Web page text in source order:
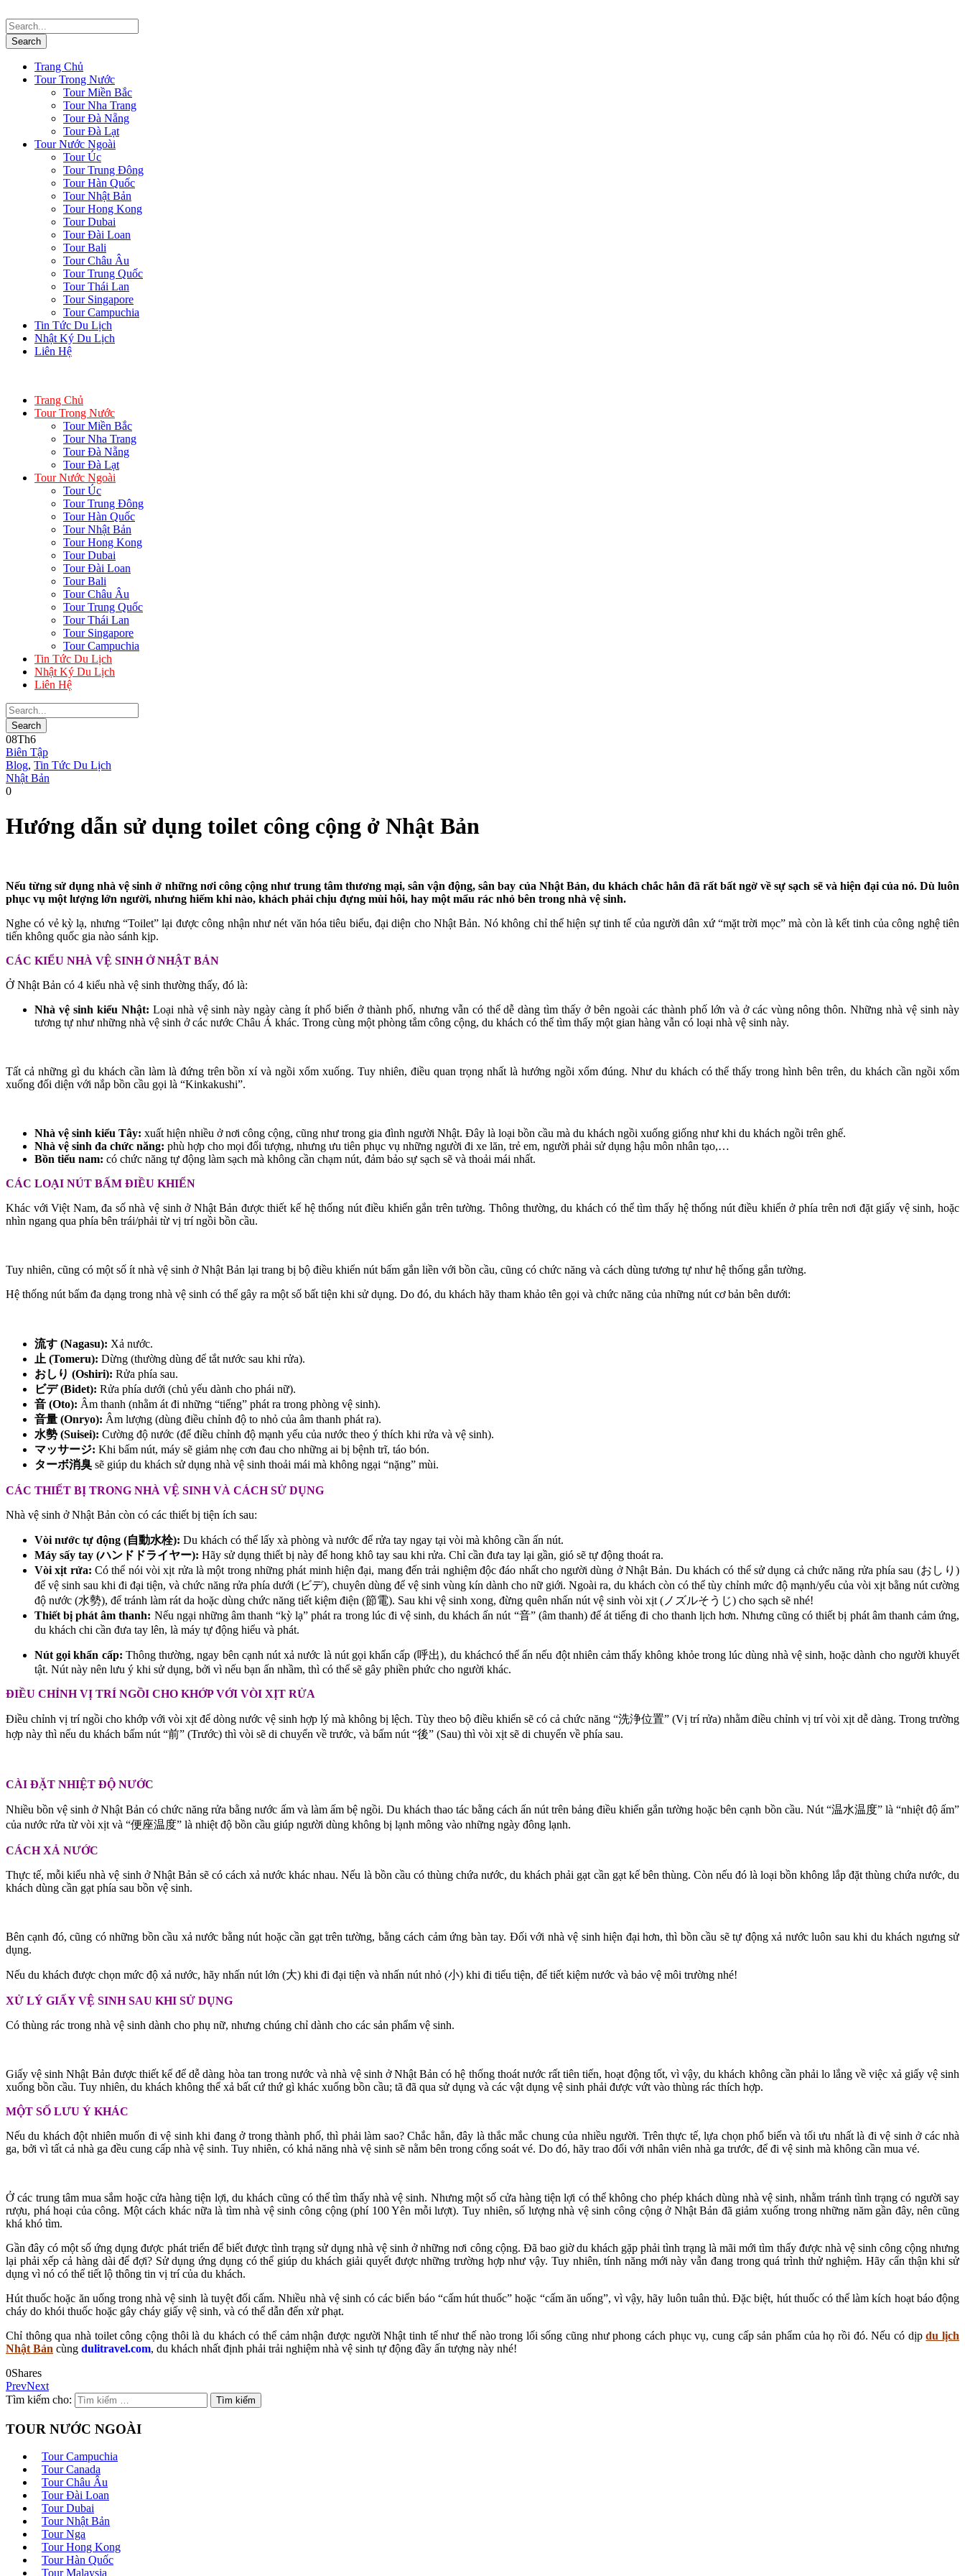
Trang Chủ
Tour Trong Nước
Tour Miền Bắc
Tour Nha Trang
Tour Đà Nẵng
Tour Đà Lạt
Tour Nước Ngoài
Tour Úc
Tour Trung Đông
Tour Hàn Quốc
Tour Nhật Bản
Tour Hong Kong
Tour Dubai
Tour Đài Loan
Tour Bali
Tour Châu Âu
Tour Trung Quốc
Tour Thái Lan
Tour Singapore
Tour Campuchia
Tin Tức Du Lịch
Nhật Ký Du Lịch
Liên Hệ
Trang Chủ
Tour Trong Nước
Tour Miền Bắc
Tour Nha Trang
Tour Đà Nẵng
Tour Đà Lạt
Tour Nước Ngoài
Tour Úc
Tour Trung Đông
Tour Hàn Quốc
Tour Nhật Bản
Tour Hong Kong
Tour Dubai
Tour Đài Loan
Tour Bali
Tour Châu Âu
Tour Trung Quốc
Tour Thái Lan
Tour Singapore
Tour Campuchia
Tin Tức Du Lịch
Nhật Ký Du Lịch
Liên Hệ
08Th6
Biên Tập
Blog, Tin Tức Du Lịch
Nhật Bản
0
Hướng dẫn sử dụng toilet công cộng ở Nhật Bản
Nếu từng sử dụng nhà vệ sinh ở những nơi công cộng như trung tâm thương mại, sân vận động, sân bay của Nhật Bản, du khách chắc hẳn đã rất bất ngờ về sự sạch sẽ và hiện đại của nó. Dù luôn
phục vụ một lượng lớn người, nhưng hiếm khi nào, khách phải chịu đựng mùi hôi, hay một mẩu rác nhỏ bên trong nhà vệ sinh.
Nghe có vẻ kỳ lạ, nhưng “Toilet” lại được công nhận như nét văn hóa tiêu biểu, đại diện cho Nhật Bản. Nó không chỉ thể hiện sự tinh tế của người dân xứ “mặt trời mọc” mà còn là kết tinh của công nghệ tiên
tiến không quốc gia nào sánh kịp.
CÁC KIỂU NHÀ VỆ SINH Ở NHẬT BẢN
Ở Nhật Bản có 4 kiểu nhà vệ sinh thường thấy, đó là:
Nhà vệ sinh kiểu Nhật: Loại nhà vệ sinh này ngày càng ít phổ biến ở thành phố, nhưng vẫn có thể dễ dàng tìm thấy ở bên ngoài các thành phố lớn và ở các vùng nông thôn. Những nhà vệ sinh này
tương tự như những nhà vệ sinh ở các nước Châu Á khác. Trong cùng một phòng tắm công cộng, du khách có thể tìm thấy một gian hàng vẫn có loại nhà vệ sinh này.
Tất cả những gì du khách cần làm là đứng trên bồn xí và ngồi xổm xuống. Tuy nhiên, điều quan trọng nhất là hướng ngồi xổm đúng. Như du khách có thể thấy trong hình bên trên, du khách cần ngồi xổm
xuống đối diện với nắp bồn cầu gọi là “Kinkakushi”.
Nhà vệ sinh kiểu Tây: xuất hiện nhiều ở nơi công cộng, cũng như trong gia đình người Nhật. Đây là loại bồn cầu mà du khách ngồi xuống giống như khi du khách ngồi trên ghế.
Nhà vệ sinh đa chức năng: phù hợp cho mọi đối tượng, nhưng ưu tiên phục vụ những người đi xe lăn, trẻ em, người phải sử dụng hậu môn nhân tạo,…
Bồn tiểu nam: có chức năng tự động làm sạch mà không cần chạm nút, đảm bảo sự sạch sẽ và thoải mái nhất.
CÁC LOẠI NÚT BẤM ĐIỀU KHIỂN
Khác với Việt Nam, đa số nhà vệ sinh ở Nhật Bản được thiết kế hệ thống nút điều khiển gắn trên tường. Thông thường, du khách có thể tìm thấy hệ thống nút điều khiển ở phía trên nơi đặt giấy vệ sinh, hoặc
nhìn ngang qua phía bên trái/phải từ vị trí ngồi bồn cầu.
Tuy nhiên, cũng có một số ít nhà vệ sinh ở Nhật Bản lại trang bị bộ điều khiển nút bấm gắn liền với bồn cầu, cũng có chức năng và cách dùng tương tự như hệ thống gắn tường.
Hệ thống nút bấm đa dạng trong nhà vệ sinh có thể gây ra một số bất tiện khi sử dụng. Do đó, du khách hãy tham khảo tên gọi và chức năng của những nút cơ bản bên dưới:
流す (Nagasu): Xả nước.
止 (Tomeru): Dừng (thường dùng để tắt nước sau khi rửa).
おしり (Oshiri): Rửa phía sau.
ビデ (Bidet): Rửa phía dưới (chủ yếu dành cho phái nữ).
音 (Oto): Âm thanh (nhằm át đi những “tiếng” phát ra trong phòng vệ sinh).
音量 (Onryo): Âm lượng (dùng điều chỉnh độ to nhỏ của âm thanh phát ra).
水勢 (Suisei): Cường độ nước (để điều chỉnh độ mạnh yếu của nước theo ý thích khi rửa và vệ sinh).
マッサージ: Khi bấm nút, máy sẽ giảm nhẹ cơn đau cho những ai bị bệnh trĩ, táo bón.
ターボ消臭 sẽ giúp du khách sử dụng nhà vệ sinh thoải mái mà không ngại “nặng” mùi.
CÁC THIẾT BỊ TRONG NHÀ VỆ SINH VÀ CÁCH SỬ DỤNG
Nhà vệ sinh ở Nhật Bản còn có các thiết bị tiện ích sau:
Vòi nước tự động (自動水栓): Du khách có thể lấy xà phòng và nước để rửa tay ngay tại vòi mà không cần ấn nút.
Máy sấy tay (ハンドドライヤー): Hãy sử dụng thiết bị này để hong khô tay sau khi rửa. Chỉ cần đưa tay lại gần, gió sẽ tự động thoát ra.
Vòi xịt rửa: Có thể nói vòi xịt rửa là một trong những phát minh hiện đại, mang đến trải nghiệm độc đáo nhất cho người dùng ở Nhật Bản. Du khách có thể sử dụng cả chức năng rửa phía sau (おしり)
để vệ sinh sau khi đi đại tiện, và chức năng rửa phía dưới (ビデ), chuyên dùng để vệ sinh vùng kín dành cho nữ giới. Ngoài ra, du khách còn có thể tùy chỉnh mức độ mạnh/yếu của vòi xịt bằng nút cường
độ nước (水勢), để tránh làm rát da hoặc dùng chức năng tiết kiệm điện (節電). Sau khi vệ sinh xong, đừng quên nhấn nút vệ sinh vòi xịt (ノズルそうじ) cho sạch sẽ nhé!
Thiết bị phát âm thanh: Nếu ngại những âm thanh “kỳ lạ” phát ra trong lúc đi vệ sinh, du khách ấn nút “音” (âm thanh) để át tiếng đi cho thanh lịch hơn. Nhưng cũng có thiết bị phát âm thanh cảm ứng,
du khách chi cần đưa tay lên, là máy tự động hiểu và phát.
Nút gọi khẩn cấp: Thông thường, ngay bên cạnh nút xả nước là nút gọi khẩn cấp (呼出), du kháchcó thể ấn nếu đột nhiên cảm thấy không khỏe trong lúc dùng nhà vệ sinh, hoặc dành cho người khuyết
tật. Nút này nên lưu ý khi sử dụng, bởi vì nếu bạn ấn nhầm, thì có thể sẽ gây phiền phức cho người khác.
ĐIỀU CHỈNH VỊ TRÍ NGỒI CHO KHỚP VỚI VÒI XỊT RỬA
Điều chỉnh vị trí ngồi cho khớp với vòi xịt để dòng nước vệ sinh hợp lý mà không bị lệch. Tùy theo bộ điều khiển sẽ có cả chức năng “洗浄位置” (Vị trí rửa) nhằm điều chỉnh vị trí vòi xịt dễ dàng. Trong trường
hợp này thì nếu du khách bấm nút “前” (Trước) thì vòi sẽ di chuyển về trước, và bấm nút “後” (Sau) thì vòi xịt sẽ di chuyển về phía sau.
CÀI ĐẶT NHIỆT ĐỘ NƯỚC
Nhiều bồn vệ sinh ở Nhật Bản có chức năng rửa bằng nước ấm và làm ấm bệ ngồi. Du khách thao tác bằng cách ấn nút trên bảng điều khiển gắn tường hoặc bên cạnh bồn cầu. Nút “温水温度” là “nhiệt độ ấm”
của nước rửa từ vòi xịt và “便座温度” là nhiệt độ bồn cầu giúp người dùng không bị lạnh mông vào những ngày đông lạnh.
CÁCH XẢ NƯỚC
Thực tế, mỗi kiểu nhà vệ sinh ở Nhật Bản sẽ có cách xả nước khác nhau. Nếu là bồn cầu có thùng chứa nước, du khách phải gạt cần gạt kế bên thùng. Còn nếu đó là loại bồn không lắp đặt thùng chứa nước, du
khách dùng cần gạt phía sau bồn vệ sinh.
Bên cạnh đó, cũng có những bồn cầu xả nước bằng nút hoặc cần gạt trên tường, bằng cách cảm ứng bàn tay. Đối với nhà vệ sinh hiện đại hơn, thì bồn cầu sẽ tự động xả nước luôn sau khi du khách ngưng sử
dụng.
Nếu du khách được chọn mức độ xả nước, hãy nhấn nút lớn (大) khi đi đại tiện và nhấn nút nhỏ (小) khi đi tiểu tiện, để tiết kiệm nước và bảo vệ môi trường nhé!
XỬ LÝ GIẤY VỆ SINH SAU KHI SỬ DỤNG
Có thùng rác trong nhà vệ sinh dành cho phụ nữ, nhưng chúng chỉ dành cho các sản phẩm vệ sinh.
Giấy vệ sinh Nhật Bản được thiết kế để dễ dàng hòa tan trong nước và nhà vệ sinh ở Nhật Bản có hệ thống thoát nước rất tiên tiến, hoạt động tốt, vì vậy, du khách không cần phải lo lắng về việc xả giấy vệ sinh
xuống bồn cầu. Tuy nhiên, du khách không thể xả bất cứ thứ gì khác xuống bồn cầu; tã đã qua sử dụng và các vật dụng vệ sinh phải được vứt vào thùng rác thích hợp.
MỘT SỐ LƯU Ý KHÁC
Nếu du khách đột nhiên muốn đi vệ sinh khi đang ở trong thành phố, thì phải làm sao? Chắc hẳn, đây là thắc mắc chung của nhiều người. Trên thực tế, lựa chọn phổ biến và tối ưu nhất là đi vệ sinh ở các nhà
ga, bởi vì tất cả nhà ga đều cung cấp nhà vệ sinh. Tuy nhiên, có khả năng nhà vệ sinh sẽ nằm bên trong cổng soát vé. Do đó, hãy trao đổi với nhân viên nhà ga trước, để đi vệ sinh mà không cần mua vé.
Ở các trung tâm mua sắm hoặc cửa hàng tiện lợi, du khách cũng có thể tìm thấy nhà vệ sinh. Nhưng một số cửa hàng tiện lợi có thể không cho phép khách dùng nhà vệ sinh, nhằm tránh tình trạng có người say
rượu, phá hoại của công. Một cách khác nữa là tìm nhà vệ sinh công cộng (phí 100 Yên mỗi lượt). Tuy nhiên, số lượng nhà vệ sinh công cộng ở Nhật Bản đã giảm xuống trong những năm gần đây, nên cũng
khá khó tìm.
Gần đây có một số ứng dụng được phát triển để biết được tình trạng sử dụng nhà vệ sinh ở những nơi công cộng. Đã bao giờ du khách gặp phải tình trạng là mãi mới tìm thấy được nhà vệ sinh công cộng nhưng
lại phải xếp cả hàng dài để đợi? Sử dụng ứng dụng có thể giúp du khách giải quyết được những trường hợp như vậy. Tuy nhiên, tính năng mới này vẫn đang trong quá trình thử nghiệm. Hãy cẩn thận khi sử
dụng vì nó có thể tiết lộ thông tin vị trí của du khách.
Hút thuốc hoặc ăn uống trong nhà vệ sinh là tuyệt đối cấm. Nhiều nhà vệ sinh có các biển báo “cấm hút thuốc” hoặc “cấm ăn uống”, vì vậy, hãy luôn tuân thủ. Đặc biệt, hút thuốc có thể làm kích hoạt báo động
cháy do khói thuốc hoặc gây cháy giấy vệ sinh, và có thể dẫn đến xử phạt.
Chỉ thông qua nhà toilet công cộng thôi là du khách có thể cảm nhận được người Nhật tinh tế như thế nào trong lối sống cũng như phong cách phục vụ, cung cấp sản phẩm của họ rồi đó. Nếu có dịpdu lịch
Nhật Bản cùng dulitravel.com, du khách nhất định phải trải nghiệm nhà vệ sinh tự động đầy ấn tượng này nhé!
0Shares
PrevNext
Tìm kiếm cho:
TOUR NƯỚC NGOÀI
Tour Campuchia
Tour Canada
Tour Châu Âu
Tour Đài Loan
Tour Dubai
Tour Nhật Bản
Tour Nga
Tour Hong Kong
Tour Hàn Quốc
Tour Malaysia